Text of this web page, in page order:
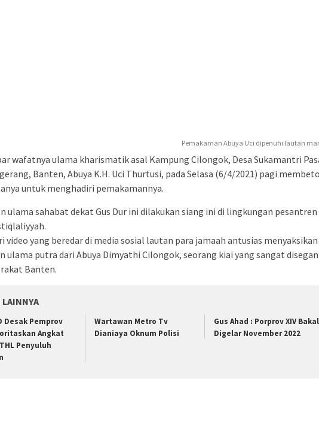
Pemakaman Abuya Uci dipenuhi lautan
wafatnya ulama kharismatik asal Kampung Cilongok, Desa Sukamantri
Banten, Abuya K.H. Uci Thurtusi, pada Selasa (6/4/2021) pagi
untuk menghadiri pemakamannya.
ulama sahabat dekat Gus Dur ini dilakukan siang ini di lingkungan pesantren
video yang beredar di media sosial lautan para jamaah antusias menyaksikan
ulama putra dari Abuya Dimyathi Cilongok, seorang kiai yang sangat
Banten.
LAINNYA
Desak Pemprov
Angkat
Penyuluh
Wartawan Metro Tv
Dianiaya Oknum Polisi
Gus Ahad : Porprov XIV Bakal
Digelar November 2022